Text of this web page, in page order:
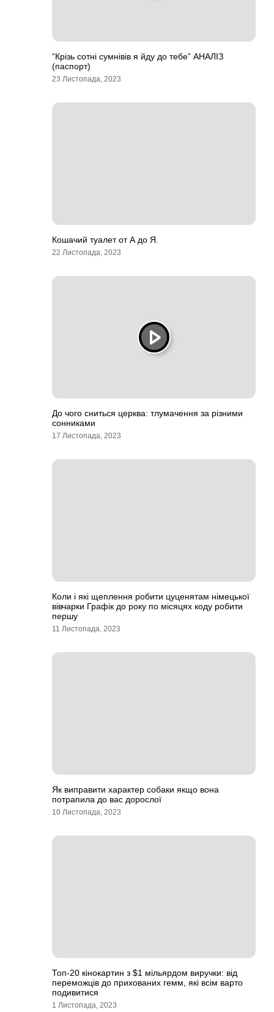
“Крізь сотні сумнівів я йду до тебе” АНАЛІЗ
(паспорт)
23 Листопада, 2023
Кошачий туалет от А до Я.
22 Листопада, 2023
До чого сниться церква: тлумачення за різними
сонниками
17 Листопада, 2023
Коли і які щеплення робити цуценятам німецької
вівчарки Графік до року по місяцях коду робити
першу
11 Листопада, 2023
Як виправити характер собаки якщо вона
потрапила до вас дорослої
10 Листопада, 2023
Топ-20 кінокартин з $1 мільярдом виручки: від
переможців до прихованих гемм, які всім варто
подивитися
1 Листопада, 2023